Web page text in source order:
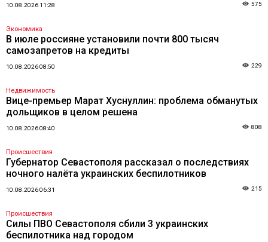
10.08.2026 11:28 575
Экономика
В июле россияне установили почти 800 тысяч
самозапретов на кредиты
10.08.2026 08:50 229
Недвижимость
Вице-премьер Марат Хуснуллин: проблема обманутых
дольщиков в целом решена
10.08.2026 08:40 808
Происшествия
Губернатор Севастополя рассказал о последствиях
ночного налёта украинских беспилотников
10.08.2026 06:31 215
Происшествия
Силы ПВО Севастополя сбили 3 украинских
беспилотника над городом